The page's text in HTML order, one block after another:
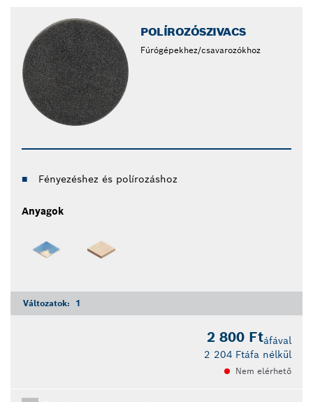
POLÍROZÓSZIVACS
Fúrógépekhez/csavarozókhoz
Fényezéshez és polírozáshoz
Anyagok
Változatok: 1
2 800 Ftáfával
2 204 Ftáfa nélkül
Nem elérhető